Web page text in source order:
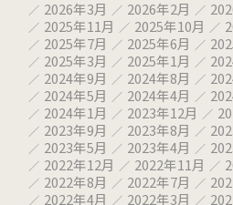
2026年3月
2026年2月
2025年11月
2025年10月
2025年7月
2025年6月
2025年3月
2025年1月
2024年9月
2024年8月
2024年5月
2024年4月
2024年1月
2023年12月
2023年9月
2023年8月
2023年5月
2023年4月
2022年12月
2022年11月
2022年8月
2022年7月
2022年4月
2022年3月